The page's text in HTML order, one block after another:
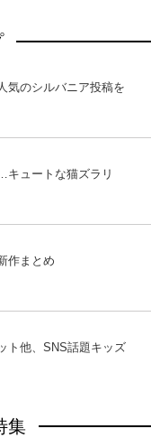
気のシルバニア投稿を
キュートな猫ズラリ
作まとめ
ト他、SNS話題キッズ
集